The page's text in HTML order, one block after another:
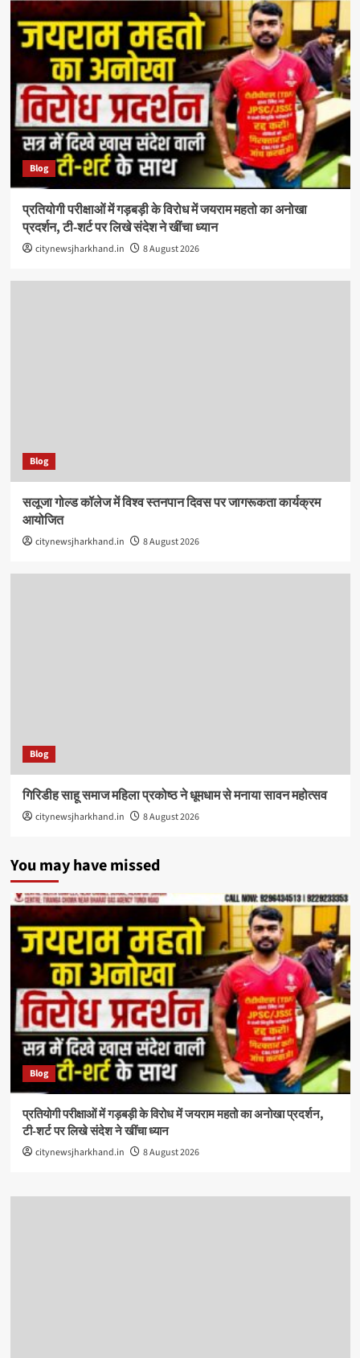
Blog
प्रतियोगी परीक्षाओं में गड़बड़ी के विरोध में जयराम महतो का अनोखा
प्रदर्शन, टी-शर्ट पर लिखे संदेश ने खींचा ध्यान
citynewsjharkhand.in 8 August 2026
Blog
सलूजा गोल्ड कॉलेज में विश्व स्तनपान दिवस पर जागरूकता कार्यक्रम
आयोजित
citynewsjharkhand.in 8 August 2026
Blog
गिरिडीह साहू समाज महिला प्रकोष्ठ ने धूमधाम से मनाया सावन महोत्सव
citynewsjharkhand.in 8 August 2026
You may have missed
Blog
प्रतियोगी परीक्षाओं में गड़बड़ी के विरोध में जयराम महतो का अनोखा प्रदर्शन,
टी-शर्ट पर लिखे संदेश ने खींचा ध्यान
citynewsjharkhand.in 8 August 2026